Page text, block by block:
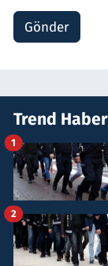
Gönder
Trend
1
2